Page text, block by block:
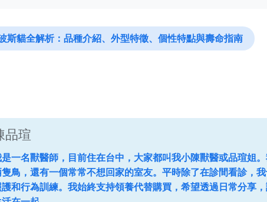
斯貓全解析：品種介紹、外型特徵、個性特點與壽命指南
品瑄
一名獸醫師，目前住在台中，大家都叫我小陳獸醫或品瑄姐
隻鳥，還有一個常常不想回家的室友。平時除了在診間看診，
護和行為訓練。我始終支持領養代替購買，希望透過日常分享